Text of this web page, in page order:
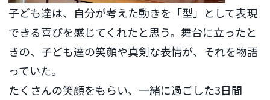
子ども達は、自分が考えた動きを「型」として表現
できる喜びを感じてくれたと思う。舞台に立ったと
きの、子ども達の笑顔や真剣な表情が、それを物語
っていた。
たくさんの笑顔をもらい、一緒に過ごした3日間